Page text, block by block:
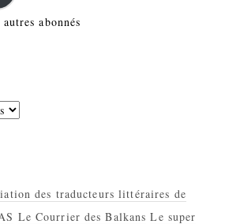
abonnés
des traducteurs littéraires de
Le Courrier des Balkans Le super